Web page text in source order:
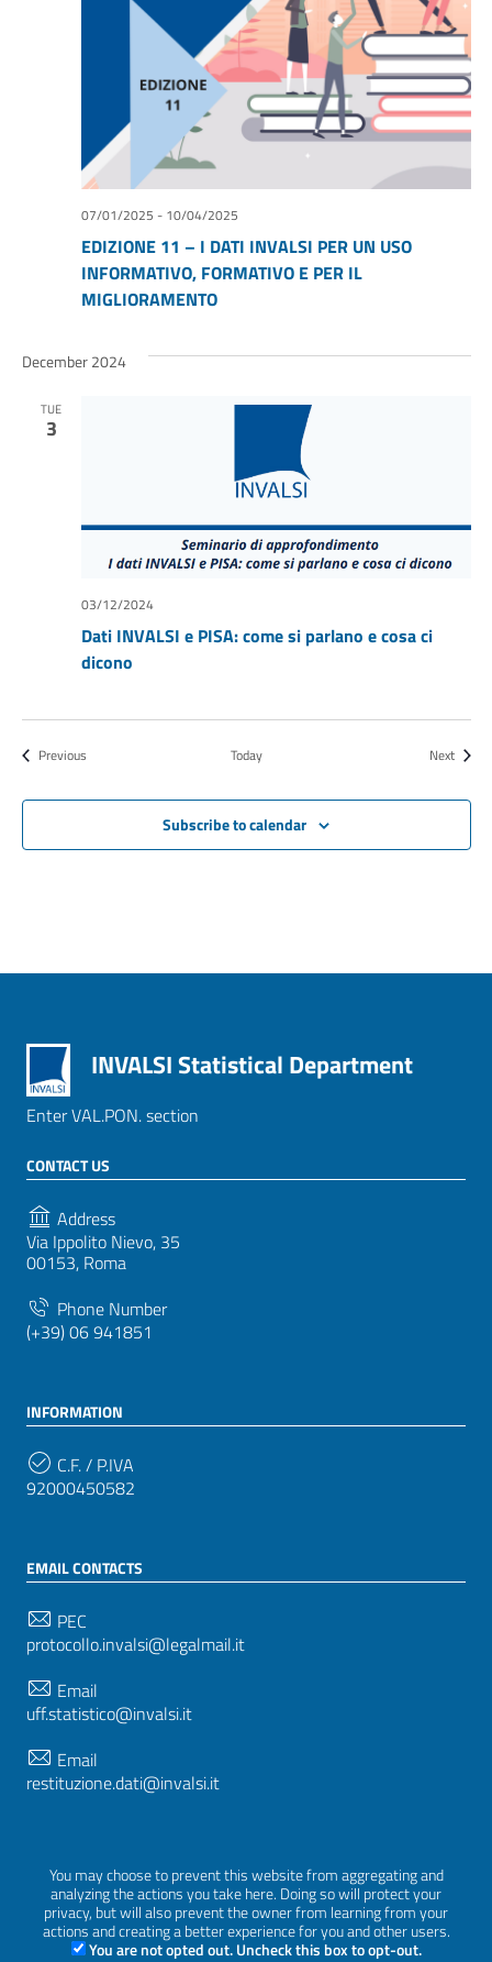
You may choose to prevent this website from aggregating and
analyzing the actions you take here. Doing so will protect your
privacy, but will also prevent the owner from learning from your
actions and creating a better experience for you and other users.
You are not opted out. Uncheck this box to opt-out.
EDIZIONE 11 – I DATI INVALSI PER UN USO
INFORMATIVO, FORMATIVO E PER IL
MIGLIORAMENTO
07/01/2025 - 10/04/2025
December 2024
TUE
3
Dati INVALSI e PISA: come si parlano e cosa ci
dicono
03/12/2024
PreviousEvents Today NextEvents
Subscribe to calendar
INVALSI Statistical Department
Enter VAL.PON. section
CONTACT US
Address
Via Ippolito Nievo, 35
00153, Roma
Phone Number
(+39) 06 941851
INFORMATION
C.F. / P.IVA
92000450582
EMAIL CONTACTS
PEC
protocollo.invalsi@legalmail.it
Email
uff.statistico@invalsi.it
Email
restituzione.dati@invalsi.it